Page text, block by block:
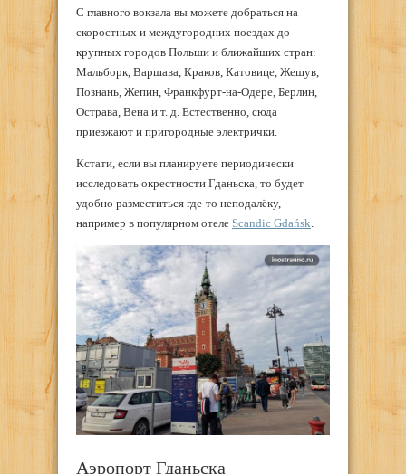
С главного вокзала вы можете добраться на
скоростных и междугородних поездах до
крупных городов Польши и ближайших стран:
Мальборк, Варшава, Краков, Катовице, Жешув,
Познань, Жепин, Франкфурт-на-Одере, Берлин,
Острава, Вена и т. д. Естественно, сюда
приезжают и пригородные электрички.
Кстати, если вы планируете периодически
исследовать окрестности Гданьска, то будет
удобно разместиться где-то неподалёку,
например в популярном отеле Scandic Gdańsk.
Аэропорт Гданьска